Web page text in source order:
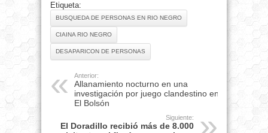
Etiqueta:
BUSQUEDA DE PERSONAS EN RIO NEGRO
CIAINA RIO NEGRO
DESAPARICON DE PERSONAS
Anterior:
Allanamiento nocturno en una
investigación por juego clandestino en
El Bolsón
Siguiente:
El Doradillo recibió más de 8.000